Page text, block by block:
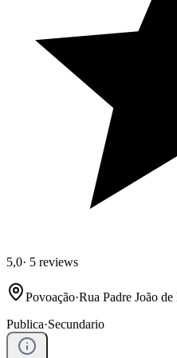
5,0· 5 reviews
Povoação·Rua Padre João
Publica·Secundario